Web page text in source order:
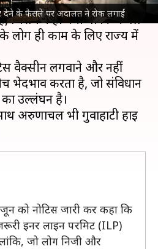
देने के फैसले पर अदालत ने रोक लगाई
प्रदेश सरकार के उस
है, जिसमें कहा गया था कि केवल
लोग ही काम के लिए राज्य में
वैक्सीन लगवाने और नहीं
भेदभाव करता है, जो संविधान
उल्लंघन है।
अरुणाचल भी गुवाहाटी हाई
को नोटिस जारी कर कहा कि
इनर लाइन परमिट (ILP)
जो लोग निजी और